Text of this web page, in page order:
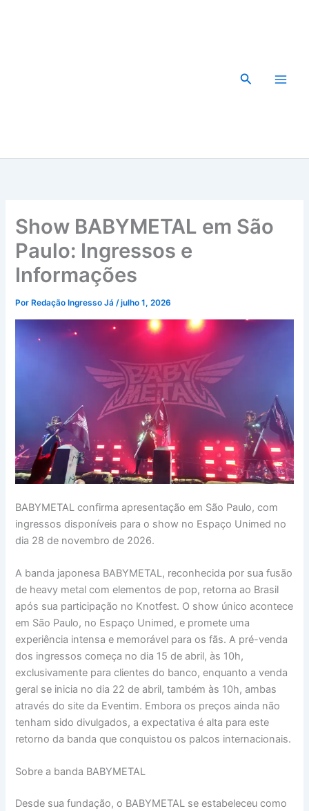
Pesquisar
Show BABYMETAL em São
Paulo: Ingressos e
Informações
Por Redação Ingresso Já/julho 1, 2026
BABYMETAL confirma apresentação em São Paulo, com
ingressos disponíveis para o show no Espaço Unimed no
dia 28 de novembro de 2026.
A banda japonesa BABYMETAL, reconhecida por sua fusão
de heavy metal com elementos de pop, retorna ao Brasil
após sua participação no Knotfest. O show único acontece
em São Paulo, no Espaço Unimed, e promete uma
experiência intensa e memorável para os fãs. A pré-venda
dos ingressos começa no dia 15 de abril, às 10h,
exclusivamente para clientes do banco, enquanto a venda
geral se inicia no dia 22 de abril, também às 10h, ambas
através do site da Eventim. Embora os preços ainda não
tenham sido divulgados, a expectativa é alta para este
retorno da banda que conquistou os palcos internacionais.
Sobre a banda BABYMETAL
Desde sua fundação, o BABYMETAL se estabeleceu como